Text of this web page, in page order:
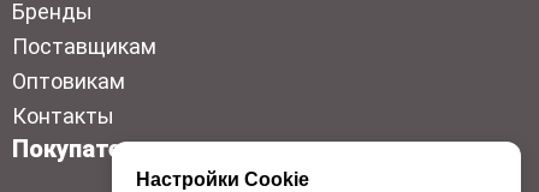
Бренды
Поставщикам
Оптовикам
Контакты
Покупателям
Настройки Cookie